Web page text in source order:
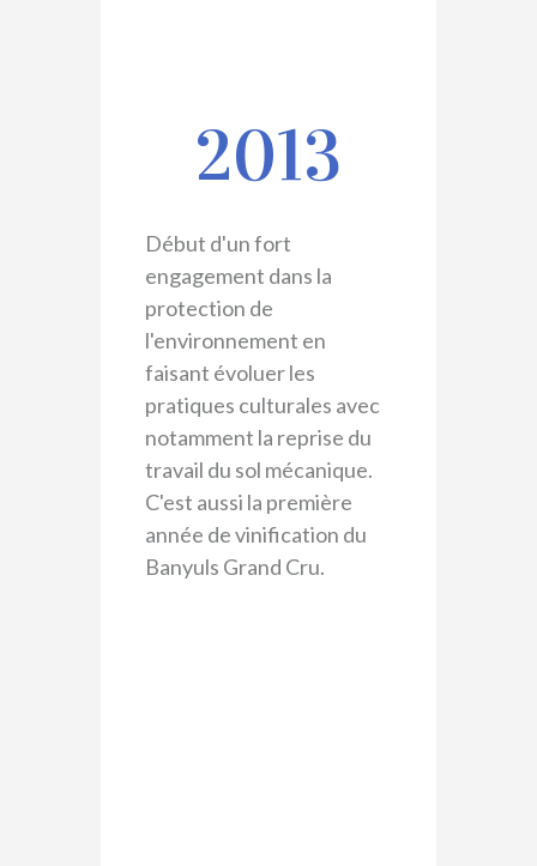
2013
Début d'un fort
engagement dans la
protection de
l'environnement en
faisant évoluer les
pratiques culturales avec
notamment la reprise du
travail du sol mécanique.
C'est aussi la première
année de vinification du
Banyuls Grand Cru.